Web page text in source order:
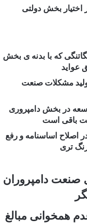
اختیار بخش دولتی
که با بدنه ی بخش
عواید
مشکلات صنعت
در بخش دامپروری
باقی است
اصلاح اساسنامه و رفع
تری
صنعت دامپروران
همخوانی مبالغ